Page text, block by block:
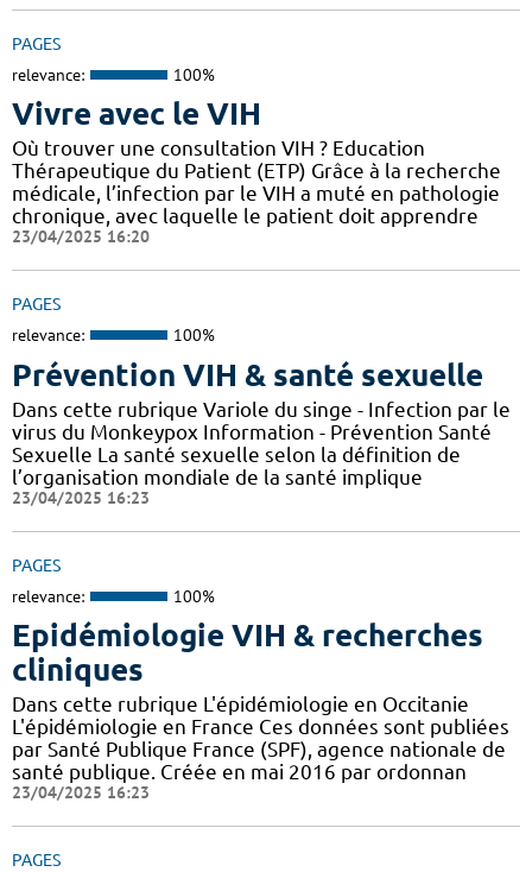
PAGES
relevance: 100%
Vivre avec le VIH
Où trouver une consultation VIH ? Education
Thérapeutique du Patient (ETP) Grâce à la recherche
médicale, l’infection par le VIH a muté en pathologie
chronique, avec laquelle le patient doit apprendre
23/04/2025 16:20
PAGES
relevance: 100%
Prévention VIH & santé sexuelle
Dans cette rubrique Variole du singe - Infection par le
virus du Monkeypox Information - Prévention Santé
Sexuelle La santé sexuelle selon la définition de
l’organisation mondiale de la santé implique
23/04/2025 16:23
PAGES
relevance: 100%
Epidémiologie VIH & recherches
cliniques
Dans cette rubrique L'épidémiologie en Occitanie
L'épidémiologie en France Ces données sont publiées
par Santé Publique France (SPF), agence nationale de
santé publique. Créée en mai 2016 par ordonnan
23/04/2025 16:23
PAGES